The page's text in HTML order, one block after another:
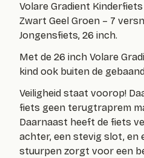
Volare Gradient
Zwart Geel Groen – 7
Jongensfiets, 26 inch.
Met de 26 inch Volare
kind ook buiten de
Veiligheid staat voorop!
fiets geen terugtraprem
Daarnaast heeft de fiets
achter, een stevig slot, en
stuurpen zorgt voor een